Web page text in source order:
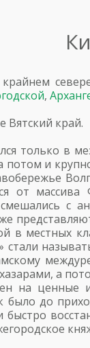
,
Вятский край.
только в
и
от
с
в местных
а
ценные
было до